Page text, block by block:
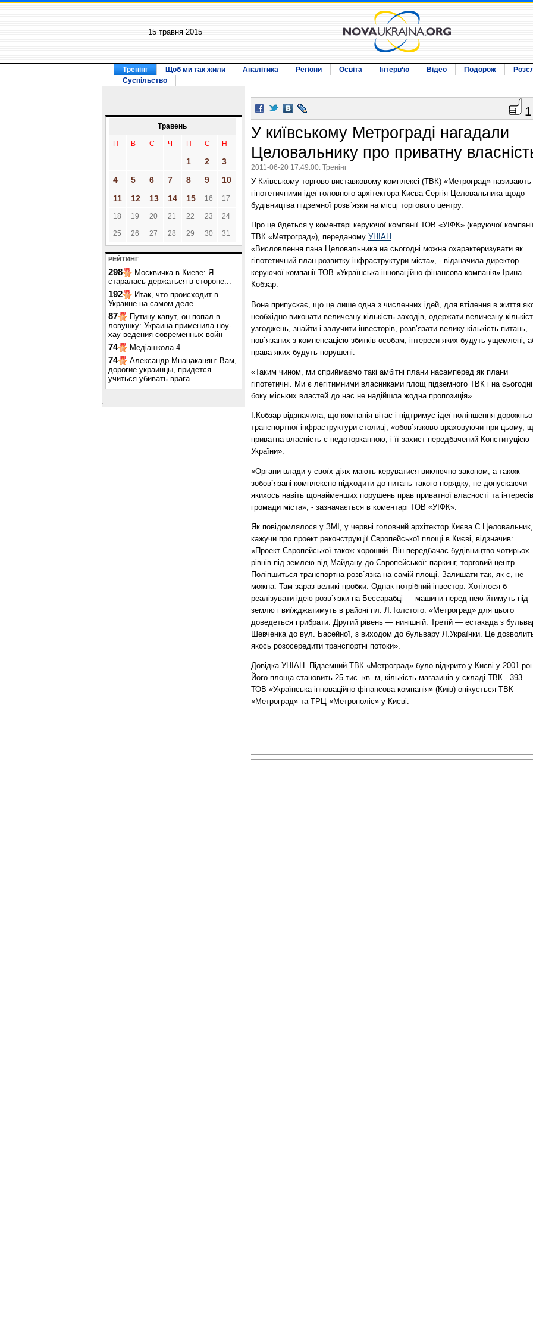
15 травня 2015
Тренінг Щоб ми так жили Аналітика Регіони Освіта Інтерв‘ю Відео Подорож
Суспільство
Травень
П В С Ч П С Н
1 2
3
4
5 6 7 8 9
10
11
12 13 14 15 16 17
18 19 20 21 22 23 24
25 26 27 28 29 30 31
РЕЙТИНГ
298
Москвичка в Киеве: Я
старалась держаться в стороне...
192
Итак, что происходит в
Украине на самом деле
87
Путину капут, он попал в
ловушку: Украина применила ноу-
хау ведения современных войн
74 Медіашкола-4
74
Александр Мнацаканян: Вам,
дорогие украинцы, придется
учиться убивать врага
1
У київському Метрограді нагадали
Целовальнику про приватну
2011-06-20 17:49:00. Тренінг
У Київському торгово-виставковому комплексі (ТВК) «Метроград» називають
гіпотетичними ідеї головного архітектора Києва Сергія Целовальника щодо
будівництва підземної розв`язки на місці торгового центру.
Про це йдеться у коментарі керуючої компанії ТОВ «УІФК» (керуючої
ТВК «Метроград»), переданому УНІАН.
«Висловлення пана Целовальника на сьогодні можна охарактеризувати як
гіпотетичний план розвитку інфраструктури міста», - відзначила директор
керуючої компанії ТОВ «Українська інноваційно-фінансова компанія» Ірина
Кобзар.
Вона припускає, що це лише одна з численних ідей, для втілення в життя
необхідно виконати величезну кількість заходів, одержати величезну
узгоджень, знайти і залучити інвесторів, розв’язати велику кількість питань,
пов`язаних з компенсацією збитків особам, інтереси яких будуть ущемлені,
права яких будуть порушені.
«Таким чином, ми сприймаємо такі амбітні плани насамперед як плани
гіпотетичні. Ми є легітимними власниками площ підземного ТВК і на
боку міських властей до нас не надійшла жодна пропозиція».
І.Кобзар відзначила, що компанія вітає і підтримує ідеї поліпшення
транспортної інфраструктури столиці, «обов`язково враховуючи при цьому,
приватна власність є недоторканною, і її захист передбачений Конституцією
України».
«Органи влади у своїх діях мають керуватися виключно законом, а також
зобов`язані комплексно підходити до питань такого порядку, не допускаючи
якихось навіть щонайменших порушень прав приватної власності та інтересів
громади міста», - зазначається в коментарі ТОВ «УІФК».
Як повідомлялося у ЗМІ, у червні головний архітектор Києва С.Целовальник,
кажучи про проект реконструкції Європейської площі в Києві, відзначив:
«Проект Європейської також хороший. Він передбачає будівництво чотирьох
рівнів під землею від Майдану до Європейської: паркинг, торговий центр.
Поліпшиться транспортна розв`язка на самій площі. Залишати так, як є, не
можна. Там зараз великі пробки. Однак потрібний інвестор. Хотілося б
реалізувати ідею розв`язки на Бессарабці — машини перед нею йтимуть під
землю і виїжджатимуть в районі пл. Л.Толстого. «Метроград» для цього
доведеться прибрати. Другий рівень — нинішній. Третій — естакада з
Шевченка до вул. Басейної, з виходом до бульвару Л.Українки. Це
якось розосередити транспортні потоки».
Довідка УНІАН. Підземний ТВК «Метроград» було відкрито у Києві у 2001
Його площа становить 25 тис. кв. м, кількість магазинів у складі ТВК - 393.
ТОВ «Українська інноваційно-фінансова компанія» (Київ) опікується ТВК
«Метроград» та ТРЦ «Метрополіс» у Києві.